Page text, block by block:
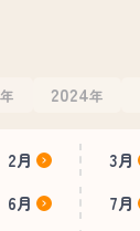
年 2024年
2月 3月
6月 7月